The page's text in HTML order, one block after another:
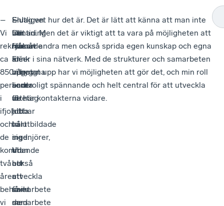
–
Vi
rekryterade
ca
850
personer
i
ifjol
och
de
kommande
två
åren
behöver
vi
En
utmaning
framåt
är
inte
bara
att
hitta
välutbildade
ingenjörer,
utan
också
att
få
de
–
Det
här
är
något
som
vi
jobbar
hårt
med.
Vi
har
ett
unikt
samarbete
Slutligen
vill
Håkan
Flink
uppmana
andra
företag
att
ta
sig
tid
att
utveckla
samarbete
med
– Jag vet hur det är. Det är lätt att känna att man inte
har tid. Men det är viktigt att ta vara på möjligheten att
lära av andra men också sprida egen kunskap och egna
idéer i sina nätverk. Med de strukturer och samarbeten
vi byggt upp har vi möjligheten att gör det, och min roll
är otroligt spännande och helt central för att utveckla
de här kontakterna vidare.